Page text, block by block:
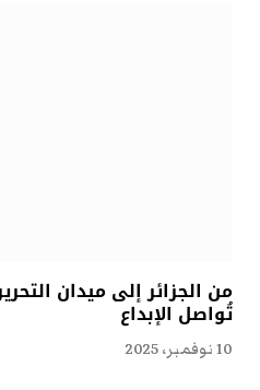
من الجزائر إلى ميدان
تُواصل الإبداع
10 نوفمبر، 2025